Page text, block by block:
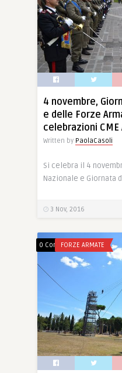
4 novembre,
e delle Forze
celebrazioni CME
Written by PaolaCasoli
Si celebra il 4
Nazionale e Giornata
3 Nov, 2016
0 CommentsFORZE ARMATE